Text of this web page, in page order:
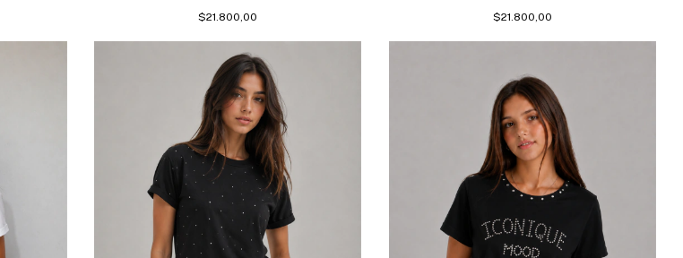
$21.800,00
$21.800,00